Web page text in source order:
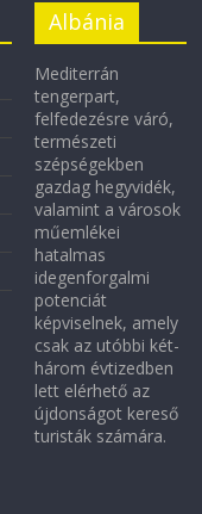
Albánia
Mediterrán
tengerpart,
felfedezésre váró,
természeti
szépségekben
gazdag hegyvidék,
valamint a városok
műemlékei
hatalmas
idegenforgalmi
potenciát
képviselnek, amely
csak az utóbbi két-
három évtizedben
lett elérhető az
újdonságot kereső
turisták számára.